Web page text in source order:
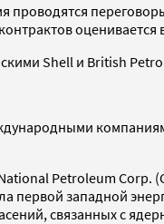
проводятся
Shell и British
Petroleum Corp.
западной
связанных с